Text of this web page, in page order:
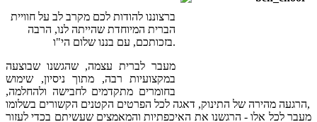
ברצוננו להודות לכם מקרב לב על חוויית
הברית המיוחדת שהייתה לנו, הרבה
בזכותכם, עם בננו שלום הי"ו.
מעבר לברית עצמה, שהגשנו שבוצעה
במקצועיות רבה, מתוך ניסיון, שימוש
בחומרים מתקדמים לחבישה ולהחלמה,
הרגעה מהירה של התינוק, דאגה לכל הפרטים הקטנים הקשורים בשלומו,
מעבר לכל אלו - הרגשנו את האיכפתיות והמאמצים שעשיתם בכדי לעזור